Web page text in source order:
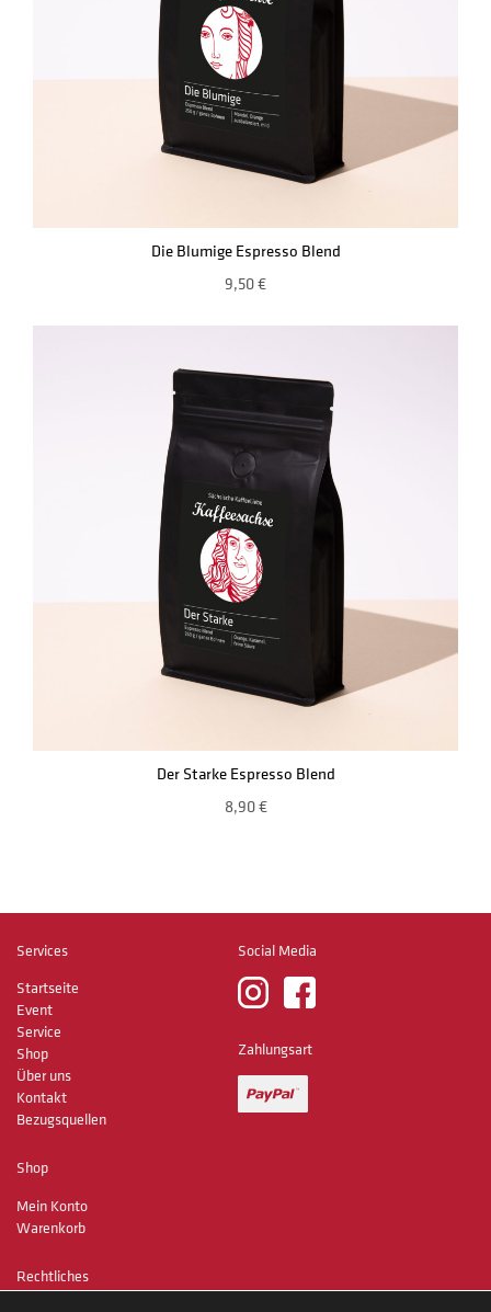
Die Blumige Espresso Blend
9,50€
Der Starke Espresso Blend
8,90€
Services
Startseite
Event
Service
Shop
Über uns
Kontakt
Bezugsquellen
Shop
Mein Konto
Warenkorb
Rechtliches
Social Media
Zahlungsart